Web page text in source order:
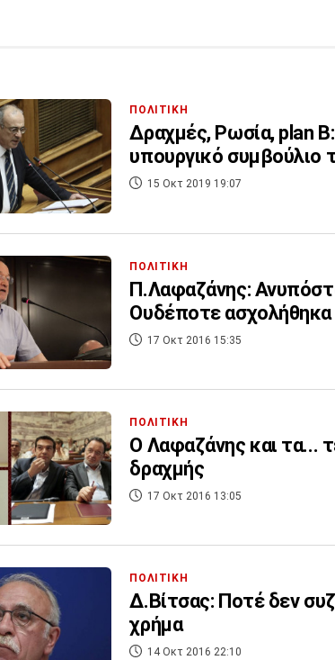
ΠΟΛΙΤΙΚΗ
Δραχμές, Ρωσία, plan
υπουργικό συμβούλιο
15 Οκτ 2019 19:07
ΠΟΛΙΤΙΚΗ
Π.Λαφαζάνης:
Ουδέποτε
17 Οκτ 2016 15:35
ΠΟΛΙΤΙΚΗ
Ο Λαφαζάνης και τα...
δραχμής
17 Οκτ 2016 13:05
ΠΟΛΙΤΙΚΗ
Δ.Βίτσας: Ποτέ δεν
χρήμα
14 Οκτ 2016 22:10